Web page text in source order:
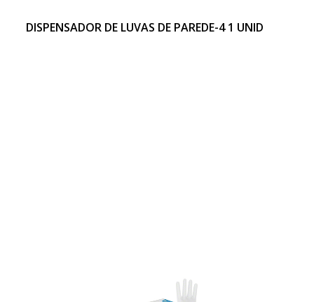
DISPENSADOR DE LUVAS DE PAREDE-4 1 UNID